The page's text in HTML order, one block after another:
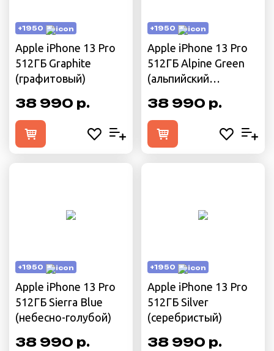
+1950
Apple iPhone 13 Pro
512ГБ Graphite
(графитовый)
38 990 р.
+1950
Apple iPhone 13 Pro
512ГБ Alpine Green
(альпийский
38 990 р.
+1950
Apple iPhone 13 Pro
512ГБ Sierra Blue
(небесно-голубой)
38 990 р.
+1950
Apple iPhone 13 Pro
512ГБ Silver
(cеребристый)
38 990 р.